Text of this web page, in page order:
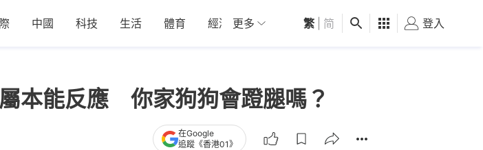
中國 科技 生活 體育 經濟 01深圳 觀點 健康 好食玩飛
更多 繁 简 登入
本能反應 你家狗狗會蹬腿嗎？
在Google
追蹤《香港01》